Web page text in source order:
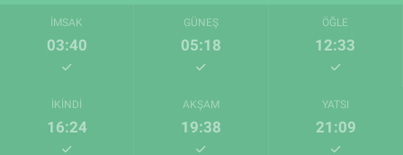
İMSAK
03:40
GÜNEŞ
05:18
ÖĞLE
12:33
İKINDI
16:24
AKŞAM
19:38
YATSI
21:09